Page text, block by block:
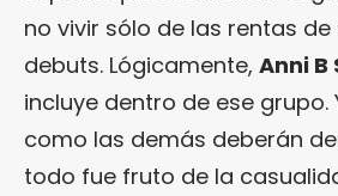
no vivir sólo de las rentas
debuts. Lógicamente, Anni B
incluye dentro de ese grupo.
como las demás deberán
todo fue fruto de la